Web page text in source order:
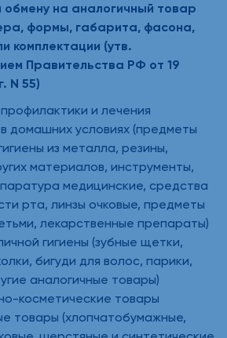
обмену на аналогичный товар
формы, габарита, фасона,
комплектации (утв.
Правительства РФ от 19
N 55)
и лечения
домашних условиях (предметы
из металла, резины,
материалов, инструменты,
медицинские, средства
рта, линзы очковые, предметы
лекарственные препараты)
гигиены (зубные щетки,
бигуди для волос, парики,
аналогичные товары)
косметические товары
товары (хлопчатобумажные,